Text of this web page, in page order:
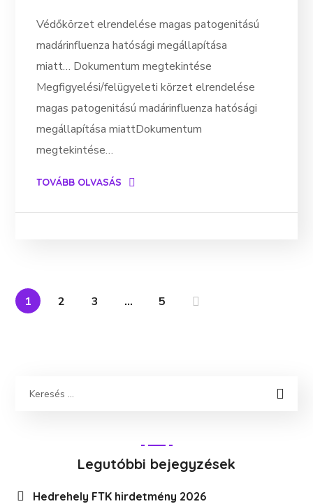
Védőkörzet elrendelése magas patogenitású
madárinfluenza hatósági megállapítása
miatt… Dokumentum megtekintése
Megfigyelési/felügyeleti körzet elrendelése
magas patogenitású madárinfluenza hatósági
megállapítása miattDokumentum
megtekintése…
TOVÁBB OLVASÁS
1 2 3 … 5
Legutóbbi bejegyzések
Hedrehely FTK hirdetmény 2026